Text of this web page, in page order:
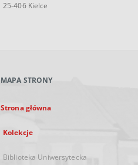
25-406 Kielce
MAPA STRONY
Strona główna
Kolekcje
Biblioteka Uniwersytecka